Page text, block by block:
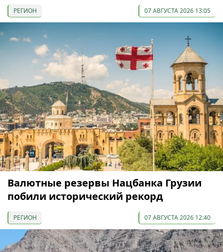
РЕГИОН 07 АВГУСТА 2026 13:05
Валютные резервы Нацбанка Грузии
побили исторический рекорд
РЕГИОН 07 АВГУСТА 2026 12:40